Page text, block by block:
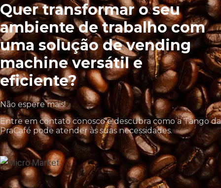
Quer transformar o seu
ambiente de trabalho com
uma solução de vending
machine versátil e
eficiente?
Não espere mais!
Entre em contato conosco e descubra como a Tango da
PraCafé pode atender às suas necessidades.